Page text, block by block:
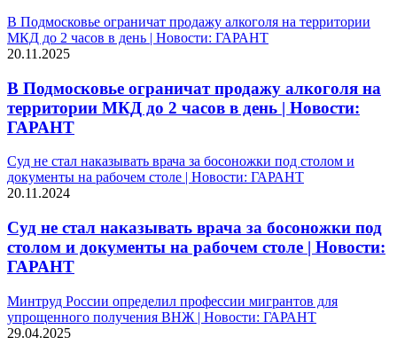
В Подмосковье ограничат продажу алкоголя на территории
МКД до 2 часов в день | Новости: ГАРАНТ
20.11.2025
В Подмосковье ограничат продажу алкоголя на
территории МКД до 2 часов в день | Новости:
ГАРАНТ
Суд не стал наказывать врача за босоножки под столом и
документы на рабочем столе | Новости: ГАРАНТ
20.11.2024
Суд не стал наказывать врача за босоножки под
столом и документы на рабочем столе | Новости:
ГАРАНТ
Минтруд России определил профессии мигрантов для
упрощенного получения ВНЖ | Новости: ГАРАНТ
29.04.2025